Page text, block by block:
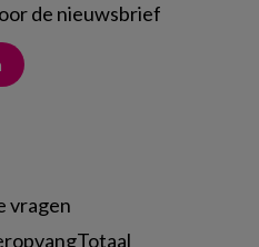
de nieuwsbrief
vragen